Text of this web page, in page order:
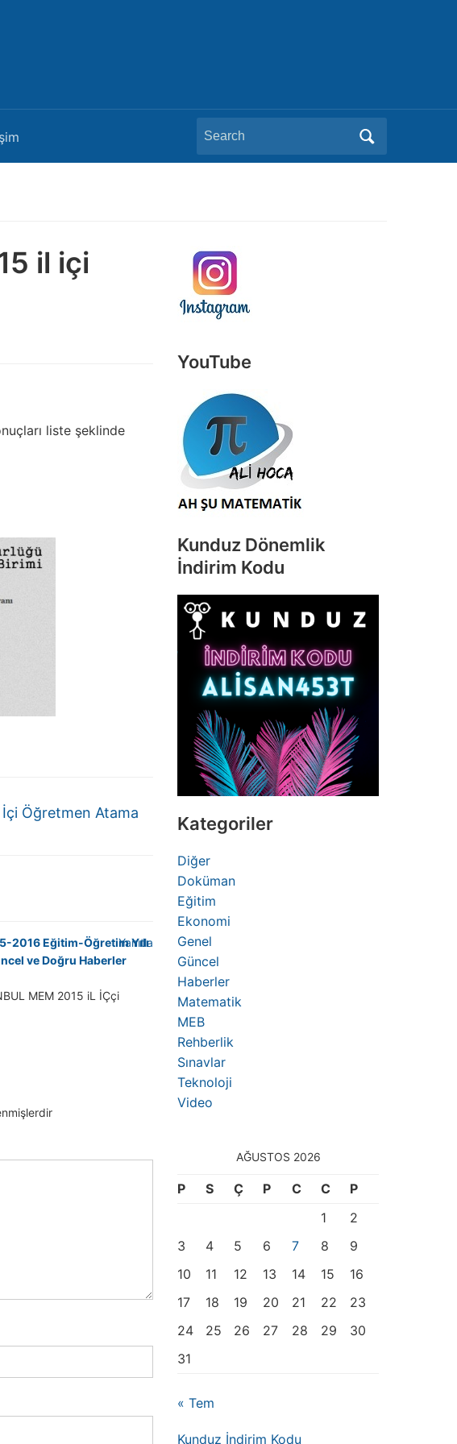
Search
for:
il içi
liste şeklinde
Öğretmen Atama
2016 Eğitim-Öğretim Yılı
ve Doğru Haberler
MEM 2015 iL İÇçi
Yanıtla
YouTube
Kunduz Dönemlik
İndirim Kodu
Kategoriler
Diğer
Doküman
Eğitim
Ekonomi
Genel
Güncel
Haberler
Matematik
MEB
Rehberlik
Sınavlar
Teknoloji
Video
AĞUSTOS 2026
P S Ç P C C
P
1
2
3
4 5 6 7 8
9
10
11 12 13 14 15
16
17
18 19 20 21 22
23
24
25 26 27 28 29
30
31
« Tem
Kunduz İndirim Kodu